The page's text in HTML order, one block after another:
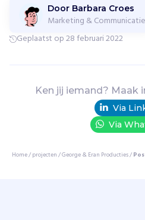
d
h
v
Door Barbara Croes
Marketing & Communicatie
Geplaatst op 28 februari 2022
Ken jij iemand? Maak
Via
Via
Home/projecten/George & Eran Producties/